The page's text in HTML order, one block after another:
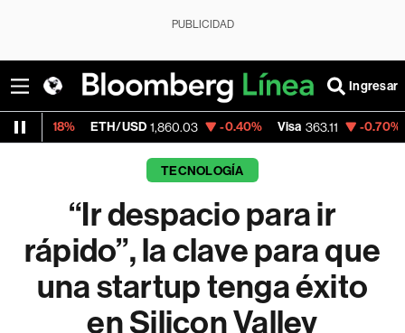
PUBLICIDAD
Ingresar
ETH/USD 1,860.03 -0.40% Visa 363.11 -0.70%
TECNOLOGÍA
“Ir despacio para ir
rápido”, la clave para que
una startup tenga éxito
en Silicon Valley